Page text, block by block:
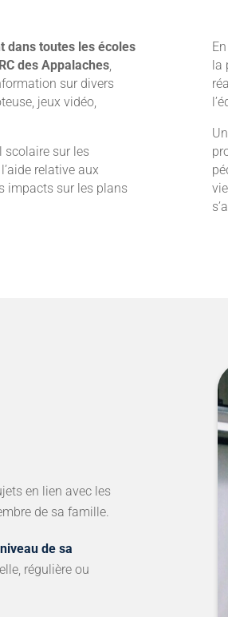
dans toutes les écoles
des Appalaches
sur divers
jeux vidéo,
scolaire sur les
relative aux
impacts sur les plans
la
en lien avec les
de sa famille.
de sa
régulière ou